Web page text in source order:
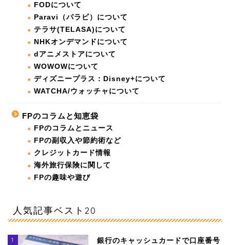
FODについて
Paravi（パラビ）について
テラサ(TELASA)について
NHKオンデマンドについて
dアニメストアについて
WOWOWについて
ディズニープラス：Disney+について
WATCHA/ウォッチャについて
FPのコラムと知恵袋
FPのコラムとニュース
FPの副収入や節約術など
クレジットカード情報
海外旅行保険に関して
FPの趣味や遊び
人気記事ベスト20
1
銀行のキャッシュカードで口座番号